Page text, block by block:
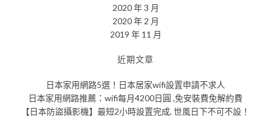
2020 年 3 月
2020 年 2 月
2019 年 11 月
近期文章
日本家用網路5選！日本居家wifi設置申請不求人
日本家用網路推薦：wifi每月4200日圓 ,免安裝費免解約費
【日本防盜攝影機】最短2小時設置完成, 世風日下不可不設！